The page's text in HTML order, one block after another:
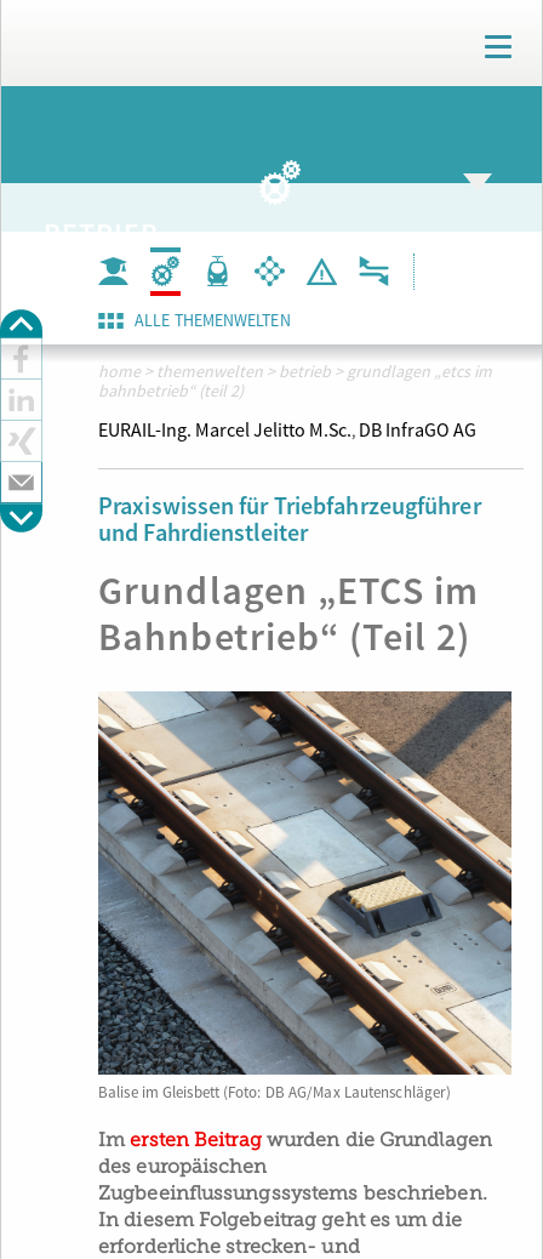
T
o
g
n
v
i
BETRIEB
ALLE THEMENWELTEN
home > themenwelten >betrieb >grundlagen „etcs im
bahnbetrieb“ (teil 2)
EURAIL-Ing. Marcel Jelitto M.Sc., DB InfraGO AG
Praxiswissen für Triebfahrzeugführer
und Fahrdienstleiter
Grundlagen „ETCS im
Bahnbetrieb“ (Teil 2)
Balise im Gleisbett (Foto: DB AG/Max Lautenschläger)
Imersten Beitragwurden die Grundlagen
des europäischen
Zugbeeinflussungssystems beschrieben.
In diesem Folgebeitrag geht es um die
erforderliche strecken- und